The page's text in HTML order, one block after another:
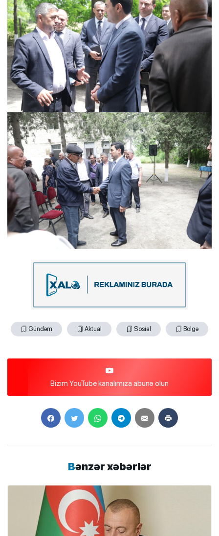
Gündəm Aktual Sosial Bölgə
Bizim YouTube kanalımıza abunə olun
Bənzər xəbərlər